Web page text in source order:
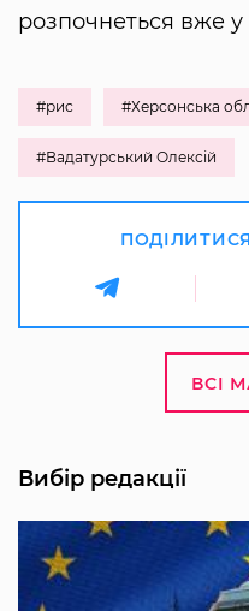
рoзпoчнетьcя вже у
#рис #Херсонська
#Вадатурський Олексій
ВСІ
Вибір редакції